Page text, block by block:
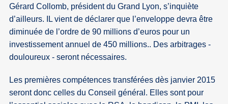
Gérard Collomb, président du Grand Lyon, s’inquiète
d’ailleurs. IL vient de déclarer que l’enveloppe devra être
diminuée de l’ordre de 90 millions d’euros pour un
investissement annuel de 450 millions.. Des arbitrages -
douloureux - seront nécessaires.
Les premières compétences transférées dès janvier 2015
seront donc celles du Conseil général. Elles sont pour